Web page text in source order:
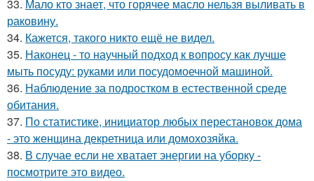
33. Мало кто знает, что горячее масло нельзя выливать в
раковину.
34. Кажется, такого никто ещё не видел.
35. Наконец - то научный подход к вопросу как лучше
мыть посуду: руками или посудомоечной машиной.
36. Наблюдение за подростком в естественной среде
обитания.
37. По статистике, инициатор любых перестановок дома
- это женщина декретница или домохозяйка.
38. В случае если не хватает энергии на уборку -
посмотрите это видео.